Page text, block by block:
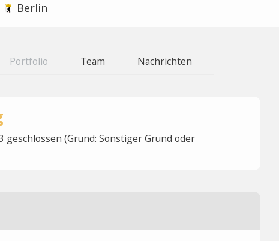
Berlin
Portfolio Team Nachrichten
(Grund: Sonstiger Grund oder